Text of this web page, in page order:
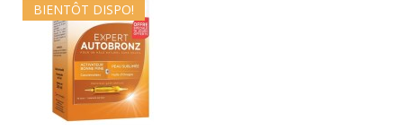
BIENTÔT DISPO!